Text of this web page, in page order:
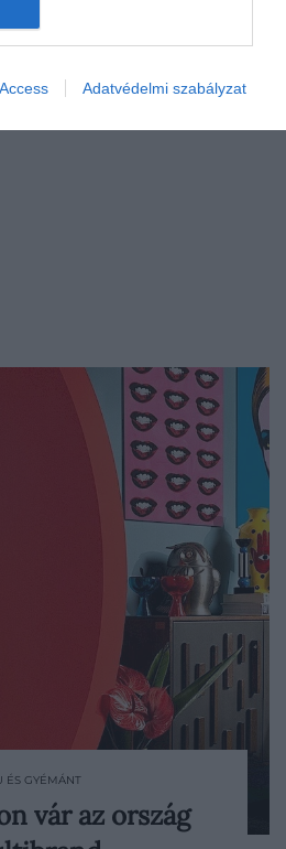
Adatvédelmi szabályzat
az otthonukat
GYÉMÁNT
vár az ország